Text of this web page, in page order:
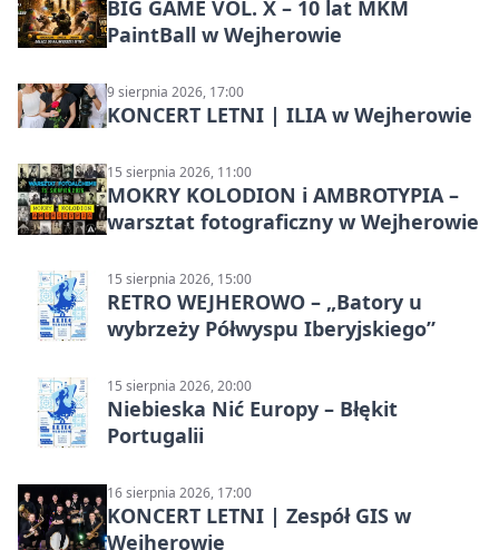
BIG GAME VOL. X – 10 lat MKM
PaintBall w Wejherowie
9 sierpnia 2026, 17:00
KONCERT LETNI | ILIA w Wejherowie
15 sierpnia 2026, 11:00
MOKRY KOLODION i AMBROTYPIA –
warsztat fotograficzny w Wejherowie
15 sierpnia 2026, 15:00
RETRO WEJHEROWO – „Batory u
wybrzeży Półwyspu Iberyjskiego”
15 sierpnia 2026, 20:00
Niebieska Nić Europy – Błękit
Portugalii
16 sierpnia 2026, 17:00
KONCERT LETNI | Zespół GIS w
Wejherowie